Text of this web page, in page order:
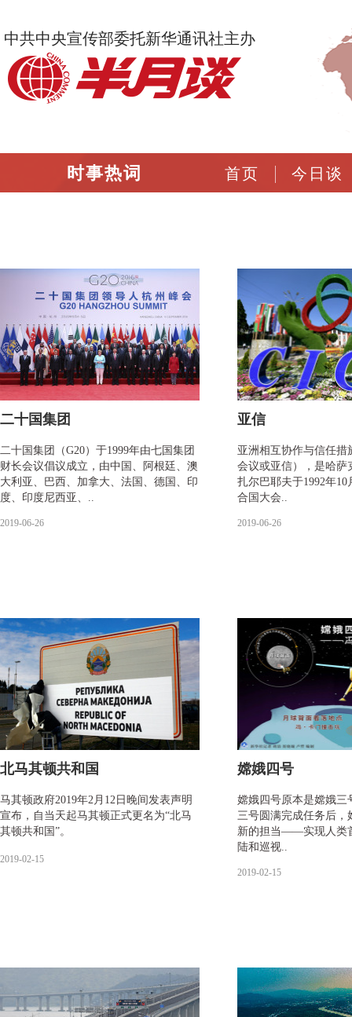
中共中央宣传部委托新华通讯社主办
时事热词 首页 今日谈
二十国集团
二十国集团（G20）于1999年由七国集团
财长会议倡议成立，由中国、阿根廷、澳
大利亚、巴西、加拿大、法国、德国、印
度、印度尼西亚、..
2019-06-26
亚信
亚洲相互协作与信任措
会议或亚信），是哈萨
扎尔巴耶夫于1992年10
合国大会..
2019-06-26
北马其顿共和国
马其顿政府2019年2月12日晚间发表声明
宣布，自当天起马其顿正式更名为“北马
其顿共和国”。
2019-02-15
嫦娥四号
嫦娥四号原本是嫦娥三
三号圆满完成任务后，
新的担当——实现人类
陆和巡视..
2019-02-15